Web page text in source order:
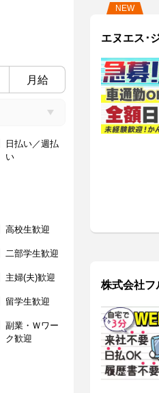
月給
日払い／週払
い
高校生歓迎
二部学生歓迎
主婦(夫)歓迎
留学生歓迎
副業・Ｗワー
ク歓迎
NEW
エヌエス･
株式会社